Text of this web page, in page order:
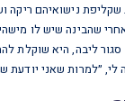
שקליפת נישואיהם ריקה
שהבינה שיש לו
ליבה, היא שוקלת
״למרות שאני יודעת